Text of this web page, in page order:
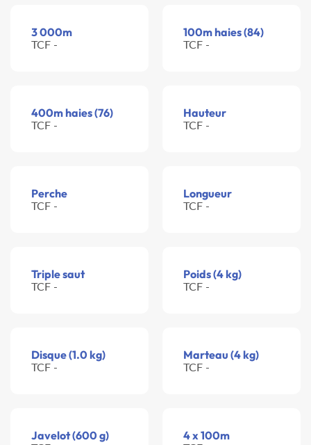
3 000m
TCF -
100m haies (84)
TCF -
400m haies (76)
TCF -
Hauteur
TCF -
Perche
TCF -
Longueur
TCF -
Triple saut
TCF -
Poids (4 kg)
TCF -
Disque (1.0 kg)
TCF -
Marteau (4 kg)
TCF -
Javelot (600 g) 4 x 100m